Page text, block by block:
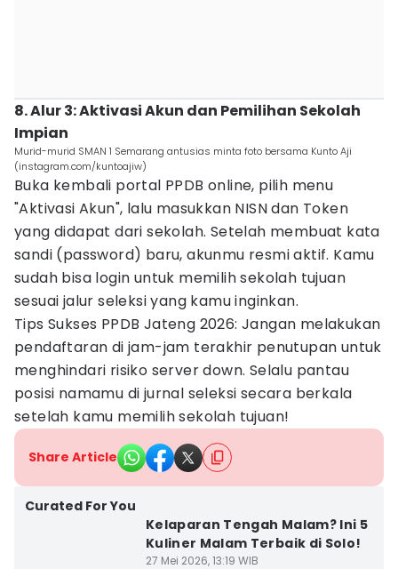
8. Alur 3: Aktivasi Akun dan Pemilihan Sekolah
Impian
Murid-murid SMAN 1 Semarang antusias minta foto bersama Kunto Aji
(instagram.com/kuntoajiw)
Buka kembali portal PPDB online, pilih menu
"Aktivasi Akun", lalu masukkan NISN dan Token
yang didapat dari sekolah. Setelah membuat kata
sandi (password) baru, akunmu resmi aktif. Kamu
sudah bisa login untuk memilih sekolah tujuan
sesuai jalur seleksi yang kamu inginkan.
Tips Sukses PPDB Jateng 2026: Jangan melakukan
pendaftaran di jam-jam terakhir penutupan untuk
menghindari risiko server down. Selalu pantau
posisi namamu di jurnal seleksi secara berkala
setelah kamu memilih sekolah tujuan!
Share Article
Curated For You
Kelaparan Tengah Malam? Ini 5
Kuliner Malam Terbaik di Solo!
27 Mei 2026, 13:19 WIB